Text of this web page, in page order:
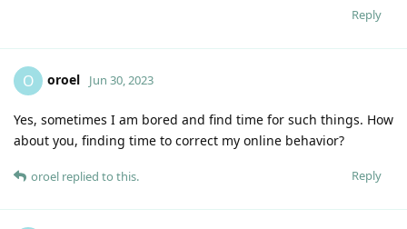
Reply
O oroel Jun 30, 2023
Yes, sometimes I am bored and find time for such things. How
about you, finding time to correct my online behavior?
Reply
oroel replied to this.